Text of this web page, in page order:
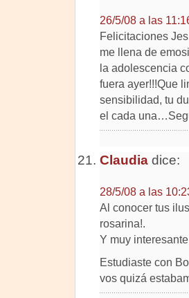
26/5/08 a las
Felicitaciones
me llena de
la adolescencia
fuera ayer!!!Que
sensibilidad, tu
el cada
Claudiadice:
28/5/08 a las
Al conocer tus
rosarina!.
Y muy
Estudiaste con
vos quizá